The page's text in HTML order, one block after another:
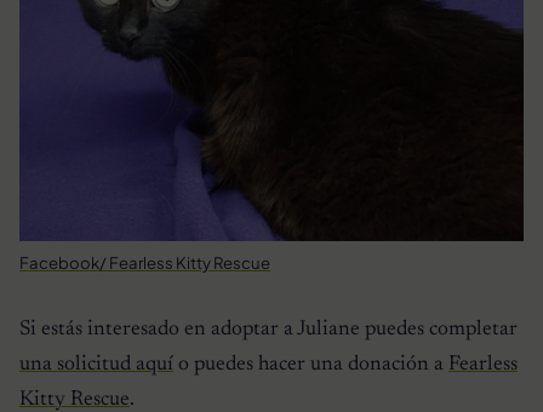
Facebook/ Fearless Kitty Rescue
Si estás interesado en adoptar a Juliane puedes completar
una solicitud aquí o puedes hacer una donación a Fearless
Kitty Rescue.